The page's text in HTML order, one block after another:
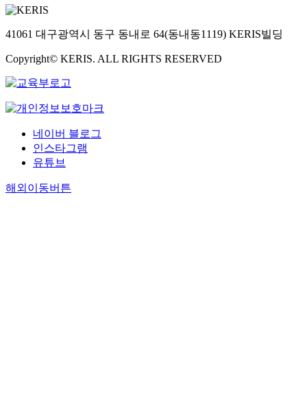
41061 대구광역시 동구 동내로 64(동내동1119) KERIS빌딩
Copyright© KERIS. ALL RIGHTS RESERVED
네이버 블로그
인스타그램
유튜브
해외이동버튼